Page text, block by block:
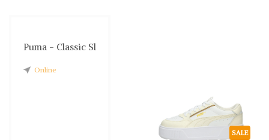
Puma - Classic Sl
Online
SALE